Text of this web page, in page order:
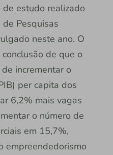
estudo realizado
Pesquisas
neste ano. O
de que o
incrementar o
per capita dos
6,2% mais vagas
o número de
em 15,7%,
empreendedorismo